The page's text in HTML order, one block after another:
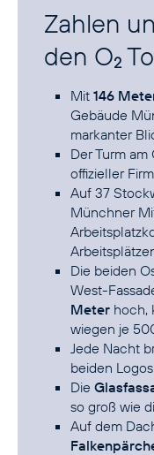
Zahlen
den O2
Mit 146
Gebäude
markanter
Der Turm
offizieller
Auf 37
Münchner
Die beiden
West-
Meter hoch,
wiegen je
Jede Nacht
beiden
Die
so groß wie
Auf dem